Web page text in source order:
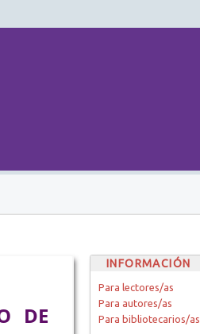
DE
INFORMACIÓN
Para lectores/as
Para autores/as
Para bibliotecarios/as